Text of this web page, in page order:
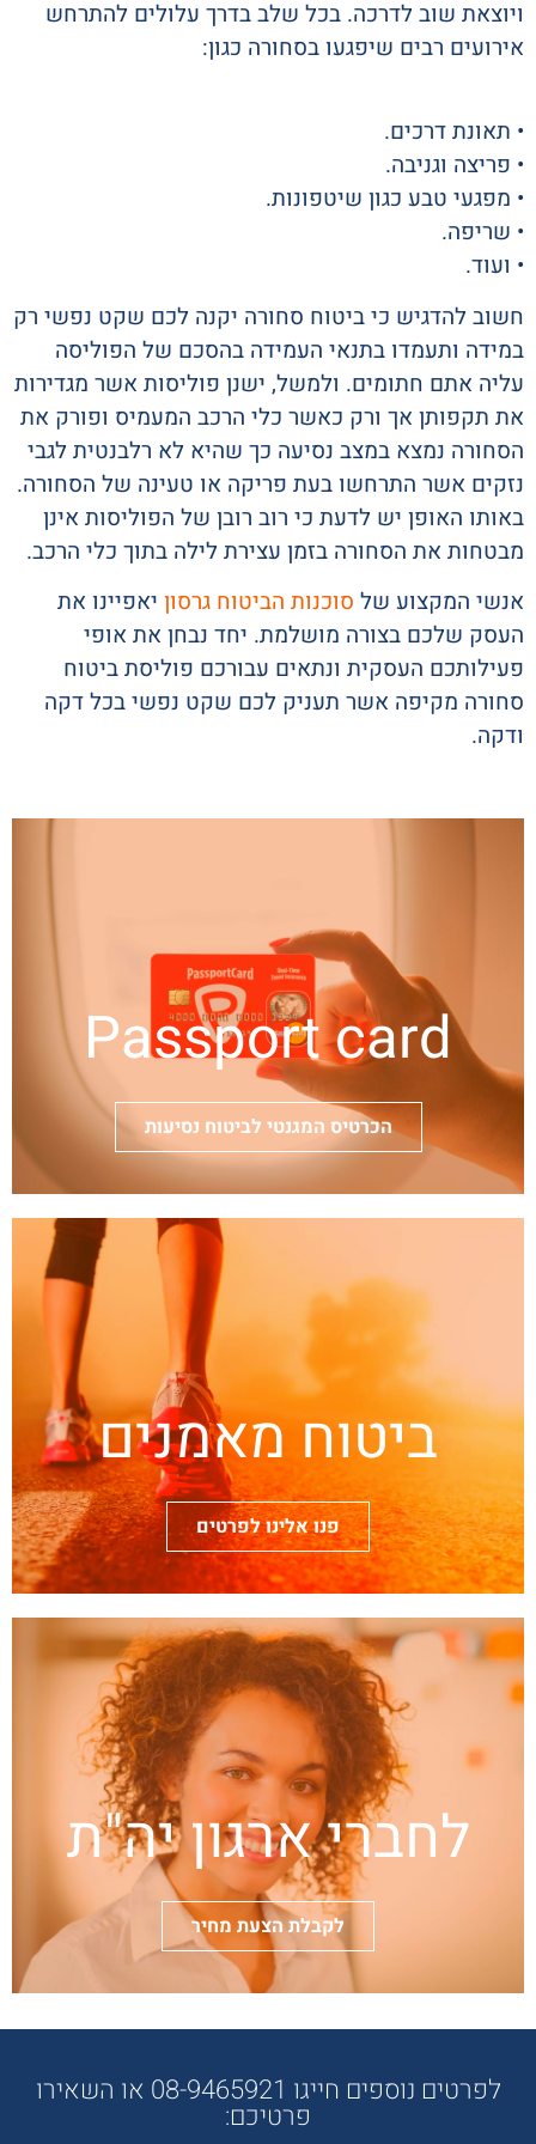
ויוצאת שוב לדרכה. בכל שלב בדרך עלולים להתרחש
אירועים רבים שיפגעו בסחורה כגון:
• תאונת דרכים.
• פריצה וגניבה.
• מפגעי טבע כגון שיטפונות.
• שריפה.
• ועוד.
חשוב להדגיש כי ביטוח סחורה יקנה לכם שקט נפשי רק
במידה ותעמדו בתנאי העמידה בהסכם של הפוליסה
עליה אתם חתומים. ולמשל, ישנן פוליסות אשר מגדירות
את תקפותן אך ורק כאשר כלי הרכב המעמיס ופורק את
הסחורה נמצא במצב נסיעה כך שהיא לא רלבנטית לגבי
נזקים אשר התרחשו בעת פריקה או טעינה של הסחורה.
באותו האופן יש לדעת כי רוב רובן של הפוליסות אינן
מבטחות את הסחורה בזמן עצירת לילה בתוך כלי הרכב.
אנשי המקצוע של סוכנות הביטוח גרסון יאפיינו את
העסק שלכם בצורה מושלמת. יחד נבחן את אופי
פעילותכם העסקית ונתאים עבורכם פוליסת ביטוח
סחורה מקיפה אשר תעניק לכם שקט נפשי בכל דקה
ודקה.
Passport card
הכרטיס המגנטי לביטוח נסיעות
ביטוח מאמנים
פנו אלינו לפרטים
לחברי ארגון יה"ת
לקבלת הצעת מחיר
לפרטים נוספים חייגו 08-9465921 או השאירו
פרטיכם: